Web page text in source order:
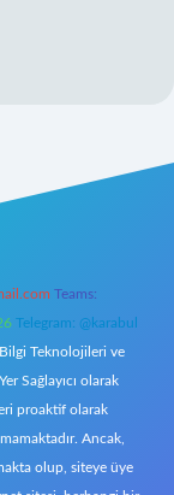
Teams:
Telegram: @karabul
Teknolojileri ve
Sağlayıcı olarak
proaktif olarak
Ancak,
olup, siteye üye